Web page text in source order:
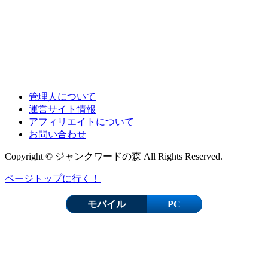
管理人について
運営サイト情報
アフィリエイトについて
お問い合わせ
Copyright © ジャンクワードの森 All Rights Reserved.
ページトップに行く！
モバイル PC